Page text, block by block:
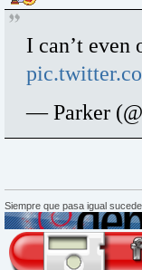
I can’t
— Parker
Siempre que pasa igual